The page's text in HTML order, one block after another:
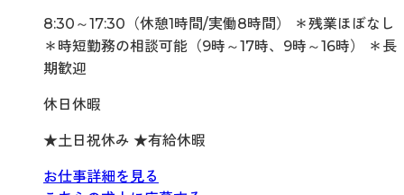
8:30～17:30（休憩1時間/実働8時間） ＊残業ほぼなし
＊時短勤務の相談可能（9時～17時、9時～16時） ＊長
期歓迎
休日休暇
★土日祝休み ★有給休暇
お仕事詳細を見る